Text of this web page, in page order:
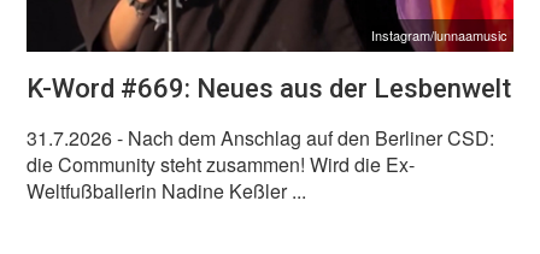
Instagram/lunnaamusic
K-Word #669: Neues aus der Lesbenwelt
31.7.2026- Nach dem Anschlag auf den Berliner CSD:
die Community steht zusammen! Wird die Ex-
Weltfußballerin Nadine Keßler ...